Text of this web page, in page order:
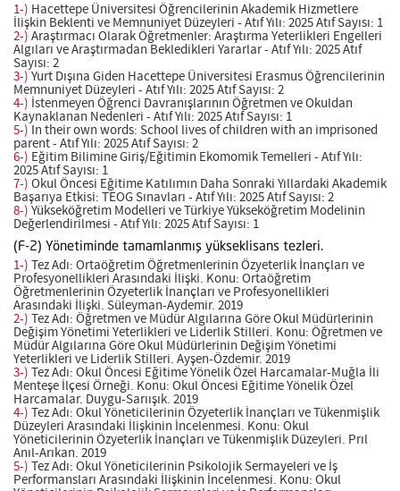
1-) Hacettepe Üniversitesi Öğrencilerinin Akademik Hizmetlere
İlişkin Beklenti ve Memnuniyet Düzeyleri - Atıf Yılı: 2025 Atıf Sayısı: 1
2-) Araştırmacı Olarak Öğretmenler: Araştırma Yeterlikleri Engelleri
Algıları ve Araştırmadan Bekledikleri Yararlar - Atıf Yılı: 2025 Atıf
Sayısı: 2
3-) Yurt Dışına Giden Hacettepe Üniversitesi Erasmus Öğrencilerinin
Memnuniyet Düzeyleri - Atıf Yılı: 2025 Atıf Sayısı: 2
4-) İstenmeyen Öğrenci Davranışlarının Öğretmen ve Okuldan
Kaynaklanan Nedenleri - Atıf Yılı: 2025 Atıf Sayısı: 1
5-) In their own words: School lives of children with an imprisoned
parent - Atıf Yılı: 2025 Atıf Sayısı: 2
6-) Eğitim Bilimine Giriş/Eğitimin Ekomomik Temelleri - Atıf Yılı:
2025 Atıf Sayısı: 1
7-) Okul Öncesi Eğitime Katılımın Daha Sonraki Yıllardaki Akademik
Başarıya Etkisi: TEOG Sınavları - Atıf Yılı: 2025 Atıf Sayısı: 2
8-) Yükseköğretim Modelleri ve Türkiye Yükseköğretim Modelinin
Değerlendirilmesi - Atıf Yılı: 2025 Atıf Sayısı: 1
(F-2) Yönetiminde tamamlanmış yükseklisans tezleri.
1-) Tez Adı: Ortaöğretim Öğretmenlerinin Özyeterlik İnançları ve
Profesyonellikleri Arasındaki İlişki. Konu: Ortaöğretim
Öğretmenlerinin Özyeterlik İnançları ve Profesyonellikleri
Arasındaki İlişki. Süleyman-Aydemir. 2019
2-) Tez Adı: Öğretmen ve Müdür Algılarına Göre Okul Müdürlerinin
Değişim Yönetimi Yeterlikleri ve Liderlik Stilleri. Konu: Öğretmen ve
Müdür Algılarına Göre Okul Müdürlerinin Değişim Yönetimi
Yeterlikleri ve Liderlik Stilleri. Ayşen-Özdemir. 2019
3-) Tez Adı: Okul Öncesi Eğitime Yönelik Özel Harcamalar-Muğla İli
Menteşe İlçesi Örneği. Konu: Okul Öncesi Eğitime Yönelik Özel
Harcamalar. Duygu-Sarıışık. 2019
4-) Tez Adı: Okul Yöneticilerinin Özyeterlik İnançları ve Tükenmişlik
Düzeyleri Arasındaki İlişkinin İncelenmesi. Konu: Okul
Yöneticilerinin Özyeterlik İnançları ve Tükenmişlik Düzeyleri. Prıl
Anıl-Arıkan. 2019
5-) Tez Adı: Okul Yöneticilerinin Psikolojik Sermayeleri ve İş
Performansları Arasındaki İlişkinin İncelenmesi. Konu: Okul